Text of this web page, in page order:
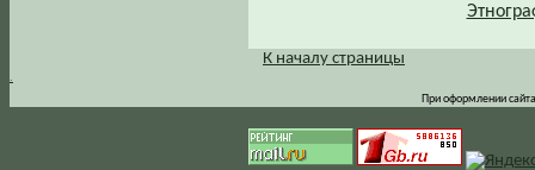
.
К началу страницы
При оформлении